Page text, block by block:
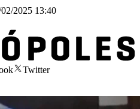
2025 13:40
Twitter